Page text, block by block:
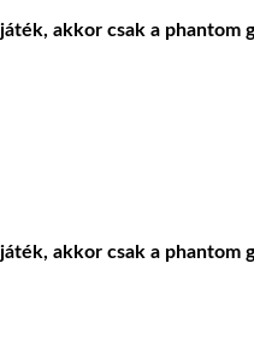
akkor csak a phantom
akkor csak a phantom